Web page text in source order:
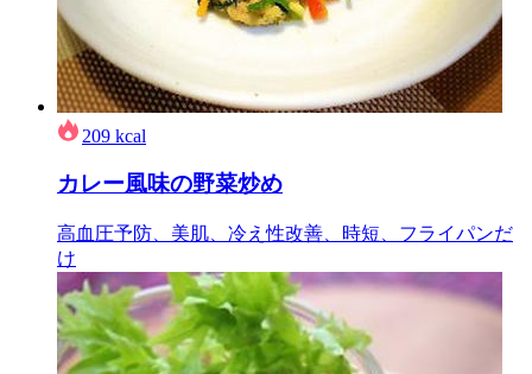
209 kcal
カレー風味の野菜炒め
高血圧予防、美肌、冷え性改善、時短、フライパンだ
け